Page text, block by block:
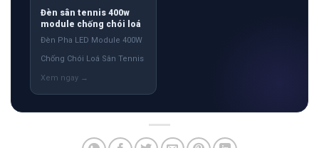
Đèn sân tennis 400w
module chống chói loá
Đèn Pha LED Module 400W
Chống Chói Loá Sân Tennis